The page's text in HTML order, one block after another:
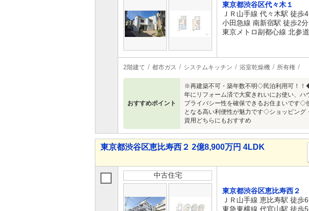
東京都渋谷区代々木１
ＪＲ山手線 代々木駅 徒歩
小田急線 南新宿駅 徒歩2分
東京メトロ副都心線 北参
2階建て 都市ガス システムキッチン 浴室乾燥機 所有権
おすすめポイント
※再建築不可・築年数不明◇民泊利用可！
年にリフォーム済で大変きれいにお使い、
プライバシー性を確保できるお住まいです◇
となる高い利便性が魅力です◇ショッピン
資用どちらにもおすすめ
東京都渋谷区恵比寿西２ 2億8,900万円 4LDK
中古住宅
東京都渋谷区恵比寿西２
ＪＲ山手線 恵比寿駅 徒歩
東急東横線 代官山駅 徒歩